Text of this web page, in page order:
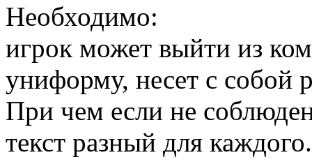
Необходимо:
игрок может выйти из
униформу, несет с собой
При чем если не
текст разный для каждого.